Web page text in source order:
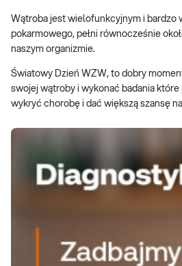
Wątroba jest wielofunkcyjnym i bardzo
pokarmowego, pełni równocześnie
naszym organizmie.
Światowy Dzień WZW, to dobry
swojej wątroby i wykonać badania
wykryć chorobę i dać większą szansę